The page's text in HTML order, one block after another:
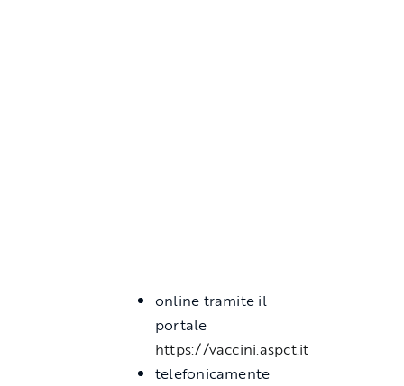
online tramite il
portale
https://vaccini.aspct.it
telefonicamente